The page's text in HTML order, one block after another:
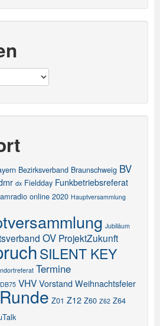
Bezirksverband Braunschweig BV
dx Fieldday Funkbetriebsreferat
online 2020 Hauptversammlung
Jubiläum
OV ProjektZukunft
SILENT KEY
Termine
VHV Vorstand Weihnachtsfeier
Z01 Z12 Z60 Z62 Z64